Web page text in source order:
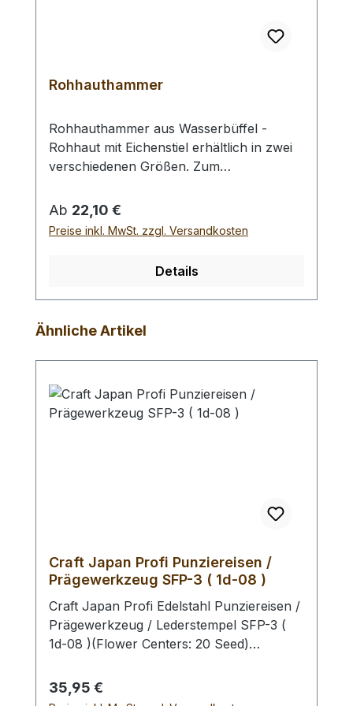
Rohhauthammer
Rohhauthammer aus Wasserbüffel -
Rohhaut mit Eichenstiel erhältlich in zwei
verschiedenen Größen. Zum
Locheisen, Punziereisen, etc.
Auswahlliste:#1 Gesamtgewicht: 295
Gramm / Kopf - Ø : 48 mm / Gesamtlänge
Kopf - Ø : 42 mm / Gesamtlänge : 290 mm
- Bei einer Bestellung 1 Stück erhalten Sie
Regulärer Preis:
Ab 22,10 €
Preise inkl. MwSt. zzgl. Versandkosten
Details
Produktgalerie überspringen
Ähnliche Artikel
Craft Japan Profi Punziereisen /
Prägewerkzeug SFP-3 ( 1d-08 )
Craft Japan Profi Edelstahl Punziereisen /
Prägewerkzeug / Lederstempel SFP-3 (
1d-08 )(Flower Centers: 20 Seed)
dem Hause Craft Japan. Die präziese
Ausführung ermöglicht es Ihnen exakt zu
Regulärer Preis:
35,95 €